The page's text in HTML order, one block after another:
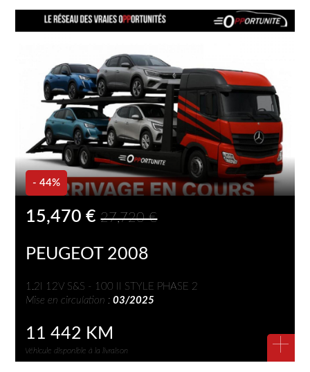
- 44%
15,470 € 27,720 €
PEUGEOT 2008
1.2I 12V S&S - 100 II STYLE PHASE 2
Mise en circulation :03/2025
11 442 KM
Véhicule disponible à la livraison +